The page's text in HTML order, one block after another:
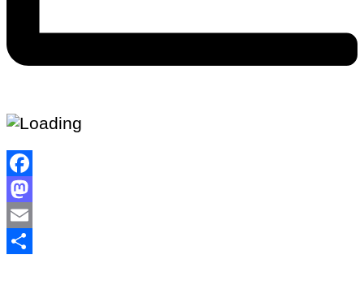
Facebook
Mastodon
Email